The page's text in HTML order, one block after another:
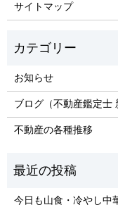
サイトマップ
お知らせ
ブログ（不動産鑑定士
不動産の各種推移
今日も山食・冷やし中